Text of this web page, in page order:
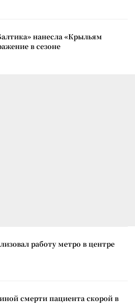
нанесла «Крыльям
в сезоне
работу метро в центре
смерти пациента скорой в